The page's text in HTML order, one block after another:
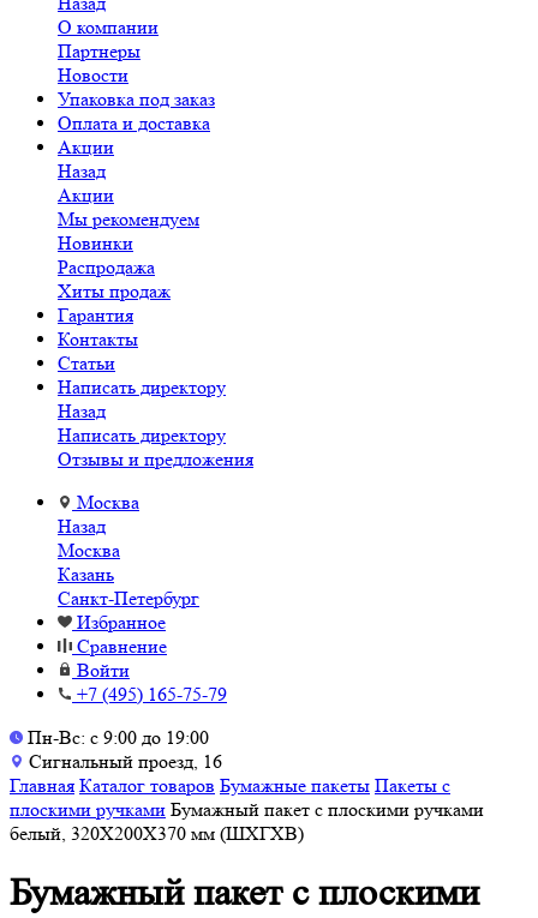
О компании
Партнеры
Новости
Упаковка под заказ
Оплата и доставка
Акции
Назад
Акции
Мы рекомендуем
Новинки
Распродажа
Хиты продаж
Гарантия
Контакты
Статьи
Написать директору
Назад
Написать директору
Отзывы и предложения
Москва
Назад
Москва
Казань
Санкт-Петербург
Избранное
Сравнение
Войти
+7 (495) 165-75-79
Пн-Вс: с 9:00 до 19:00
Сигнальный проезд, 16
Главная Каталог товаров Бумажные пакеты Пакеты с
плоскими ручками Бумажный пакет с плоскими ручками
белый, 320X200X370 мм (ШXГXВ)
Бумажный пакет с плоскими